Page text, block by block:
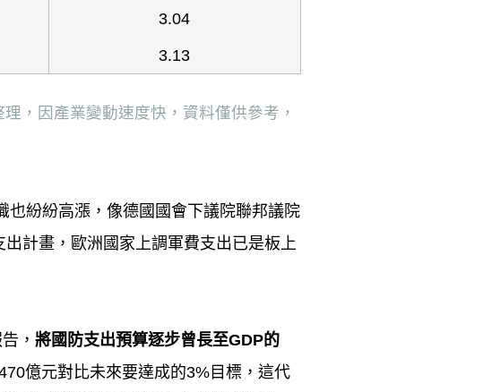
3.04
3.13
，因產業變動速度快，資料僅供參考，
也紛紛高漲，像德國國會下議院聯邦議院
計畫，歐洲國家上調軍費支出已是板上
， 將國防支出預算逐步曾長至GDP的
億元對比未來要達成的3%目標，這代